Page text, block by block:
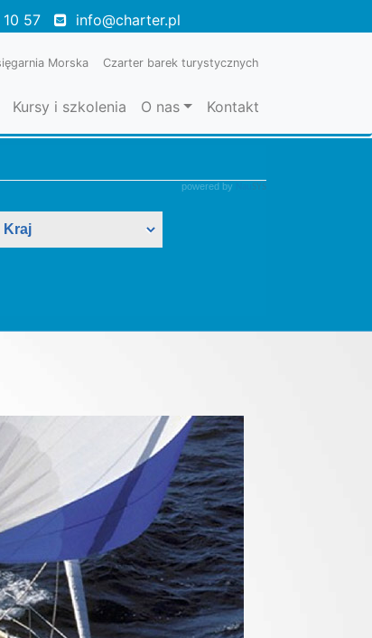
10 57 info@charter.pl
Morska Czarter barek turystycznych
Kursy i szkolenia O nas Kontakt